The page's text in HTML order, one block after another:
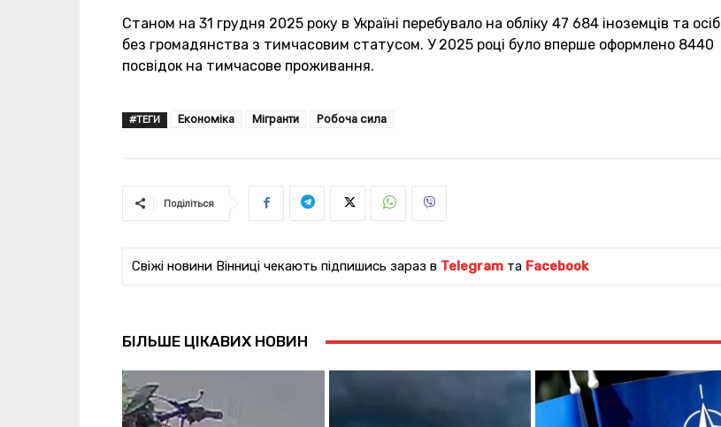
Станом на 31 грудня 2025 року в Україні перебувало на обліку 47 684 іноземців та осіб
без громадянства з тимчасовим статусом. У 2025 році було вперше оформлено 8440
посвідок на тимчасове проживання.
#ТЕГИ Економіка Мігранти Робоча сила
Поділіться
Свіжі новини Вінниці чекають підпишись зараз в Telegram та Facebook
БІЛЬШЕ ЦІКАВИХ НОВИН